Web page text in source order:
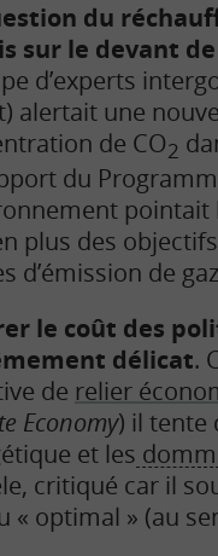
du
sur le devant
d’experts
alertait une
de CO2
du
pointait
plus des
d’émission de
le coût des
délicat.
de relier
Economy) il tente
et les
critiqué car il
« optimal » (au